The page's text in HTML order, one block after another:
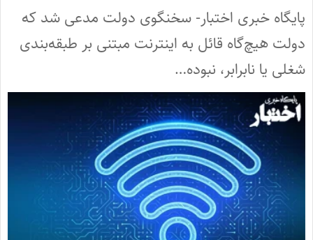
پایگاه خبری اختبار- سخنگوی دولت مدعی شد که
دولت هیچ‌گاه قائل به اینترنت مبتنی بر طبقه‌بندی
شغلی یا نابرابر، نبوده…